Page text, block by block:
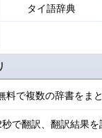
タイ語辞典
料で複数の辞書をま
で翻訳、翻訳結果